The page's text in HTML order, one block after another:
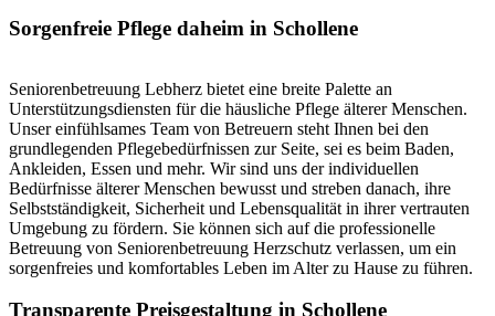
Sorgenfreie Pflege daheim in Schollene
Seniorenbetreuung Lebherz bietet eine breite Palette an
Unterstützungsdiensten für die häusliche Pflege älterer Menschen.
Unser einfühlsames Team von Betreuern steht Ihnen bei den
grundlegenden Pflegebedürfnissen zur Seite, sei es beim Baden,
Ankleiden, Essen und mehr. Wir sind uns der individuellen
Bedürfnisse älterer Menschen bewusst und streben danach, ihre
Selbstständigkeit, Sicherheit und Lebensqualität in ihrer vertrauten
Umgebung zu fördern. Sie können sich auf die professionelle
Betreuung von Seniorenbetreuung Herzschutz verlassen, um ein
sorgenfreies und komfortables Leben im Alter zu Hause zu führen.
Transparente Preisgestaltung in Schollene